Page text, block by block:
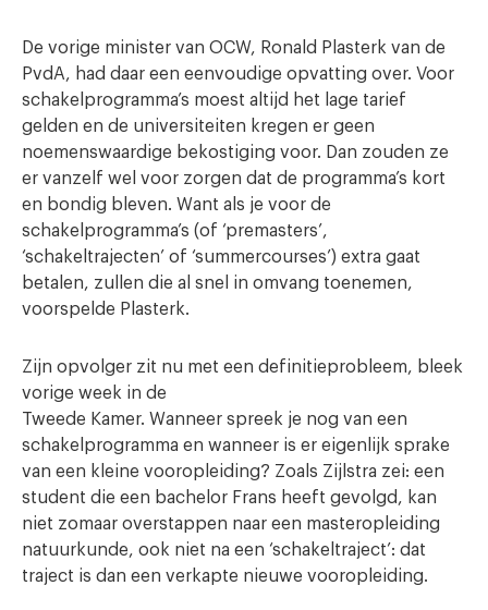
De vorige minister van OCW, Ronald Plasterk van de
PvdA, had daar een eenvoudige opvatting over. Voor
schakelprogramma’s moest altijd het lage tarief
gelden en de universiteiten kregen er geen
noemenswaardige bekostiging voor. Dan zouden ze
er vanzelf wel voor zorgen dat de programma’s kort
en bondig bleven. Want als je voor de
schakelprogramma’s (of ‘premasters’,
‘schakeltrajecten’ of ‘summercourses’) extra gaat
betalen, zullen die al snel in omvang toenemen,
voorspelde Plasterk.
Zijn opvolger zit nu met een definitieprobleem, bleek
vorige week in de
Tweede Kamer. Wanneer spreek je nog van een
schakelprogramma en wanneer is er eigenlijk sprake
van een kleine vooropleiding? Zoals Zijlstra zei: een
student die een bachelor Frans heeft gevolgd, kan
niet zomaar overstappen naar een masteropleiding
natuurkunde, ook niet na een ‘schakeltraject’: dat
traject is dan een verkapte nieuwe vooropleiding.